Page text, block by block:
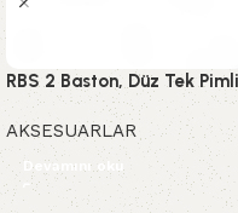
RBS 2 Baston, Düz Tek Pimli
AKSESUARLAR
Devamını oku